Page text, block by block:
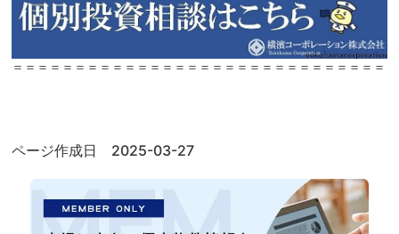
＝＝＝＝＝＝＝＝＝＝＝＝＝＝＝＝＝＝＝＝＝＝＝＝＝＝＝＝＝＝
ページ作成日 2025-03-27